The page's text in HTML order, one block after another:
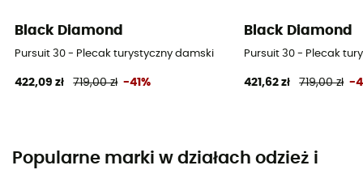
Black Diamond
Pursuit 30 - Plecak turystyczny damski
422,09 zł 719,00 zł -41%
Black Diamond
Pursuit 30 - Plecak
421,62 zł 719,00 zł -
Popularne marki w działach odzież i